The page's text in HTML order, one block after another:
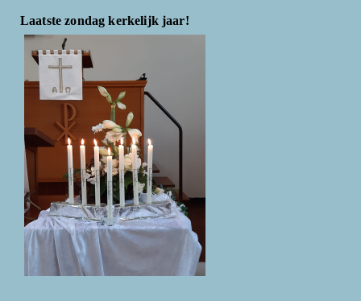
Laatste zondag kerkelijk jaar!